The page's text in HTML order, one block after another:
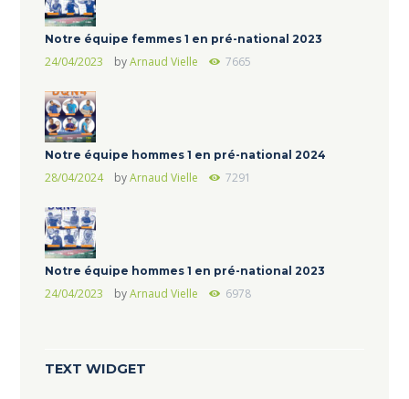
Notre équipe femmes 1 en pré-national 2023
24/04/2023 byArnaud Vielle 7665
Notre équipe hommes 1 en pré-national 2024
28/04/2024 byArnaud Vielle 7291
Notre équipe hommes 1 en pré-national 2023
24/04/2023 byArnaud Vielle 6978
TEXT WIDGET